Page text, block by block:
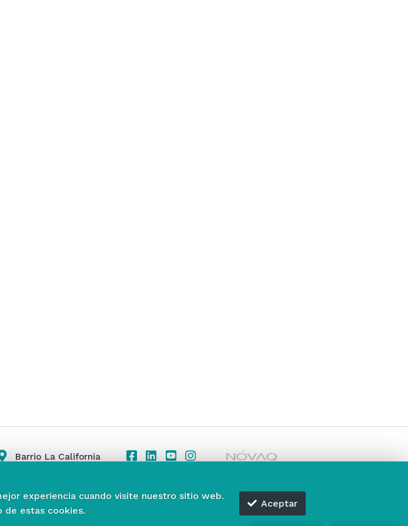
Barrio La California
experiencia cuando visite nuestro sitio web.
de estas cookies.
Aceptar